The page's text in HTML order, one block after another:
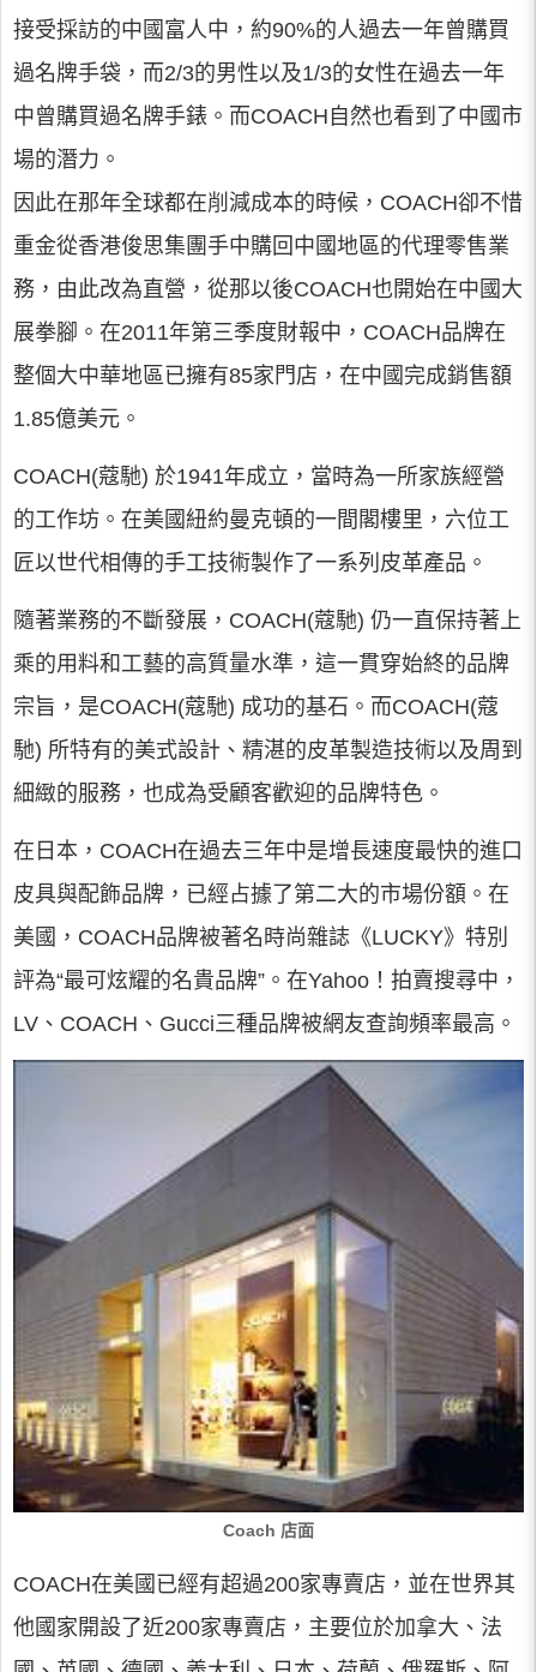
接受採訪的中國富人中，約90%的人過去一年曾購買
過名牌手袋，而2/3的男性以及1/3的女性在過去一年
中曾購買過名牌手錶。而COACH自然也看到了中國市
場的潛力。
因此在那年全球都在削減成本的時候，COACH卻不惜
重金從香港俊思集團手中購回中國地區的代理零售業
務，由此改為直營，從那以後COACH也開始在中國大
展拳腳。在2011年第三季度財報中，COACH品牌在
整個大中華地區已擁有85家門店，在中國完成銷售額
1.85億美元。
COACH(蔻馳) 於1941年成立，當時為一所家族經營
的工作坊。在美國紐約曼克頓的一間閣樓里，六位工
匠以世代相傳的手工技術製作了一系列皮革產品。
隨著業務的不斷發展，COACH(蔻馳) 仍一直保持著上
乘的用料和工藝的高質量水準，這一貫穿始終的品牌
宗旨，是COACH(蔻馳) 成功的基石。而COACH(蔻
馳) 所特有的美式設計、精湛的皮革製造技術以及周到
細緻的服務，也成為受顧客歡迎的品牌特色。
在日本，COACH在過去三年中是增長速度最快的進口
皮具與配飾品牌，已經占據了第二大的市場份額。在
美國，COACH品牌被著名時尚雜誌《LUCKY》特別
評為“最可炫耀的名貴品牌”。在Yahoo！拍賣搜尋中，
LV、COACH、Gucci三種品牌被網友查詢頻率最高。
Coach 店面
COACH在美國已經有超過200家專賣店，並在世界其
他國家開設了近200家專賣店，主要位於加拿大、法